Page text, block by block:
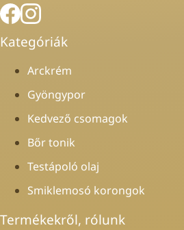
Kategóriák
Arckrém
Gyöngypor
Kedvező csomagok
Bőr tonik
Testápoló olaj
Smiklemosó korongok
Termékekről, rólunk